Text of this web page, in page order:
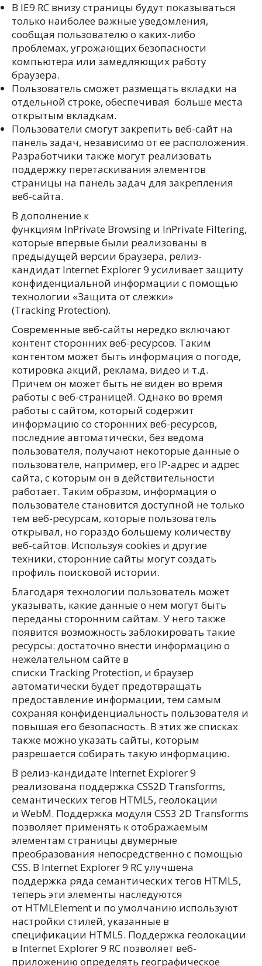
В IE9 RC внизу страницы будут показываться
только наиболее важные уведомления,
сообщая пользователю о каких-либо
проблемах, угрожающих безопасности
компьютера или замедляющих работу
браузера.
Пользователь сможет размещать вкладки на
отдельной строке, обеспечивая больше места
открытым вкладкам.
Пользователи смогут закрепить веб-сайт на
панель задач, независимо от ее расположения.
Разработчики также могут реализовать
поддержку перетаскивания элементов
страницы на панель задач для закрепления
веб-сайта.
В дополнение к
функциям InPrivate Browsing и InPrivate Filtering,
которые впервые были реализованы в
предыдущей версии браузера, релиз-
кандидат Internet Explorer 9 усиливает защиту
конфиденциальной информации с помощью
технологии «Защита от слежки»
(Tracking Protection).
Современные веб-сайты нередко включают
контент сторонних веб-ресурсов. Таким
контентом может быть информация о погоде,
котировка акций, реклама, видео и т.д.
Причем он может быть не виден во время
работы с веб-страницей. Однако во время
работы с сайтом, который содержит
информацию со сторонних веб-ресурсов,
последние автоматически, без ведома
пользователя, получают некоторые данные о
пользователе, например, его IP-адрес и адрес
сайта, с которым он в действительности
работает. Таким образом, информация о
пользователе становится доступной не только
тем веб-ресурсам, которые пользователь
открывал, но гораздо большему количеству
веб-сайтов. Используя cookies и другие
техники, сторонние сайты могут создать
профиль поисковой истории.
Благодаря технологии пользователь может
указывать, какие данные о нем могут быть
переданы сторонним сайтам. У него также
появится возможность заблокировать такие
ресурсы: достаточно внести информацию о
нежелательном сайте в
списки Tracking Protection, и браузер
автоматически будет предотвращать
предоставление информации, тем самым
сохраняя конфиденциальность пользователя и
повышая его безопасность. В этих же списках
также можно указать сайты, которым
разрешается собирать такую информацию.
В релиз-кандидате Internet Explorer 9
реализована поддержка CSS2D Transforms,
семантических тегов HTML5, геолокации
и WebM. Поддержка модуля CSS3 2D Transforms
позволяет применять к отображаемым
элементам страницы двумерные
преобразования непосредственно с помощью
CSS. В Internet Explorer 9 RC улучшена
поддержка ряда семантических тегов HTML5,
теперь эти элементы наследуются
от HTMLElement и по умолчанию используют
настройки стилей, указанные в
спецификации HTML5. Поддержка геолокации
в Internet Explorer 9 RC позволяет веб-
приложению определять географическое